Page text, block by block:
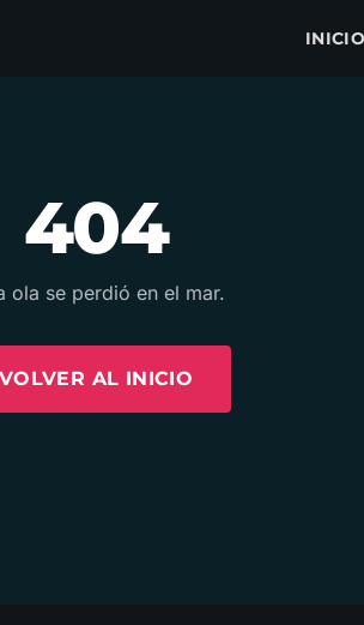
404
ola se perdió en el mar.
VOLVER AL INICIO